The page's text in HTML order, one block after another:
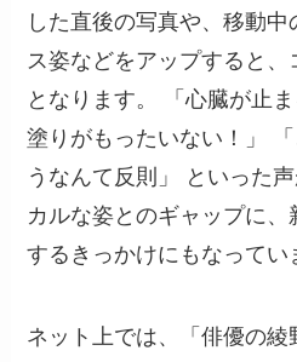
した直後の写真や、移動
ス姿などをアップすると
となります。 「心臓が止
塗りがもったいない！」
うなんて反則」 といった
カルな姿とのギャップに
するきっかけにもなってい
ネット上では、「俳優の綾